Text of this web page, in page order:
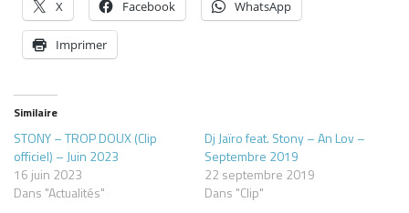
X Facebook WhatsApp
Imprimer
Similaire
STONY – TROP DOUX (Clip
officiel) – Juin 2023
16 juin 2023
Dans "Actualités"
Dj Jaïro feat. Stony – An Lov –
Septembre 2019
22 septembre 2019
Dans "Clip"